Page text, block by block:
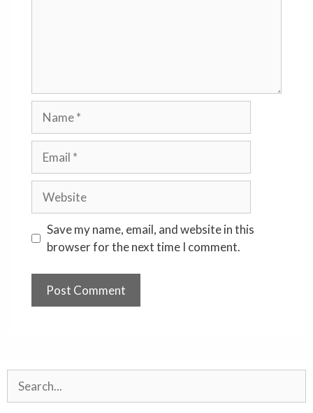
Save my name, email, and website in this
browser for the next time I comment.